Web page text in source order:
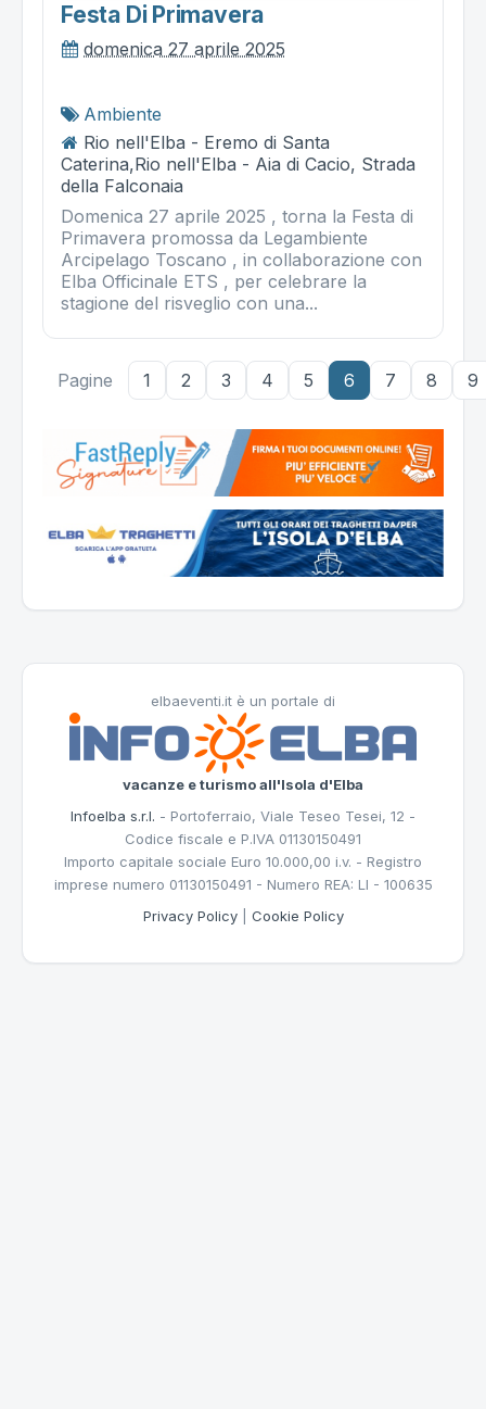
Festa Di Primavera
domenica 27 aprile 2025
Ambiente
Rio nell'Elba - Eremo di Santa
Caterina,Rio nell'Elba - Aia di Cacio, Strada
della Falconaia
Domenica 27 aprile 2025 , torna la Festa di
Primavera promossa da Legambiente
Arcipelago Toscano , in collaborazione con
Elba Officinale ETS , per celebrare la
stagione del risveglio con una...
Pagine 1 2 3 4 5 6 7 8 9
elbaeventi.it è un portale di
vacanze e turismo all'Isola d'Elba
Infoelba s.r.l. - Portoferraio, Viale Teseo Tesei, 12 -
Codice fiscale e P.IVA 01130150491
Importo capitale sociale Euro 10.000,00 i.v. - Registro
imprese numero 01130150491 - Numero REA: LI - 100635
Privacy Policy| Cookie Policy